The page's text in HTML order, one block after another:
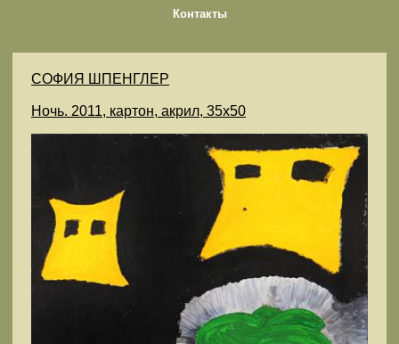
Контакты
СОФИЯ ШПЕНГЛЕР
Ночь. 2011, картон, акрил, 35х50